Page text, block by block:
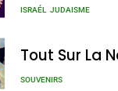
Tout Sur La